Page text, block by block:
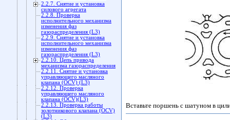
2.2.7. Снятие и установка
силового агрегата
2.2.8. Проверка
исполнительного механизма
изменения фаз
газораспределения (L3)
2.2.9. Снятие и установка
исполнительного механизма
изменения фаз
газораспределения (L3)
2.2.10. Цепь привода
механизма газораспределения
2.2.11. Снятие и установка
управляющего масляного
клапана (OCV) (L3)
2.2.12. Проверка
управляющего масляного
клапана (OCV)(L3)
2.2.13. Проверка работы
золотникового клапана (OCV)
(L3)
Вставьте поршень с шатуном в